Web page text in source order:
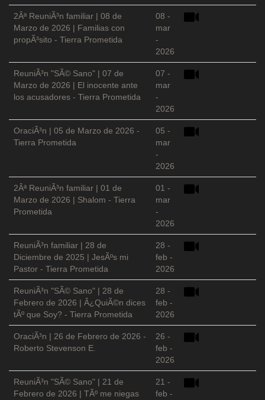
2Âª ReuniÃ³n familiar | 08 de
Marzo de 2026 | Familias con
propÃ³sito - Tierra Prometida
08 -
mar
-
2026
ReuniÃ³n "SÃ© Sano" | 07 de
Marzo de 2026 | El inocente ante
los acusadores - Tierra Prometida
07 -
mar
-
2026
OraciÃ³n | 05 de Marzo de 2026 -
Tierra Prometida
05 -
mar
-
2026
2Âª ReuniÃ³n familiar | 01 de
Marzo de 2026 | Shalom - Tierra
Prometida
01 -
mar
-
2026
ReuniÃ³n familiar | 28 de
Diciembre de 2025 | JesÃºs mi
Pastor - Tierra Prometida
28 -
feb -
2026
ReuniÃ³n "SÃ© Sano" | 28 de
Febrero de 2026 | Â¿QuiÃ©n dices
tÃº que Soy? - Tierra Prometida
28 -
feb -
2026
OraciÃ³n | 26 de Febrero de 2026 -
Roberto Stevenson E.
26 -
feb -
2026
ReuniÃ³n "SÃ© Sano" | 21 de
Febrero de 2026 | TÃº me niegas
21 -
feb -